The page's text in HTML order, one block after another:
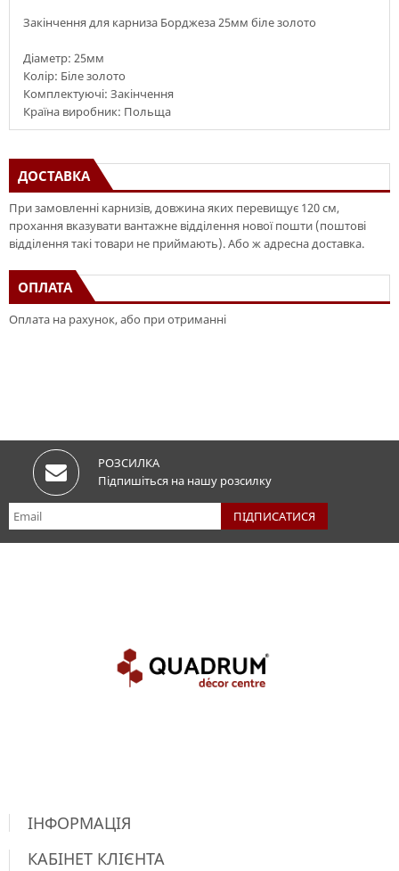
Закінчення для карниза Борджеза 25мм біле золото
Діаметр: 25мм
Колір: Біле золото
Комплектуючі: Закінчення
Країна виробник: Польща
ДОСТАВКА
При замовленні карнизів, довжина яких перевищує 120 см,
прохання вказувати вантажне відділення нової пошти (поштові
відділення такі товари не приймають). Або ж адресна доставка.
ОПЛАТА
Оплата на рахунок, або при отриманні
РОЗСИЛКА
Підпишіться на нашу розсилку
ІНФОРМАЦІЯ
КАБІНЕТ КЛІЄНТА